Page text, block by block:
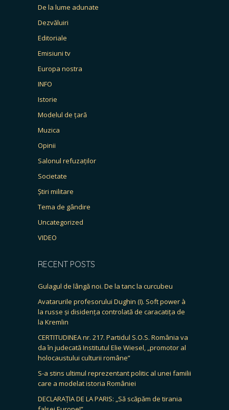
De la lume adunate
Dezvăluiri
Editoriale
Emisiuni tv
Europa nostra
INFO
Istorie
Modelul de țară
Muzica
Opinii
Salonul refuzaților
Societate
Știri militare
Tema de gândire
Uncategorized
VIDEO
RECENT POSTS
Gulagul de lângă noi. De la tanc la curcubeu
Avatarurile profesorului Dughin (I). Soft power à
la russe și disidența controlată de caracatița de
la Kremlin
CERTITUDINEA nr. 217. Partidul S.O.S. România va
da în judecată Institutul Elie Wiesel, „promotor al
holocaustului culturii române”
S-a stins ultimul reprezentant politic al unei familii
care a modelat istoria României
DECLARAȚIA DE LA PARIS: „Să scăpăm de tirania